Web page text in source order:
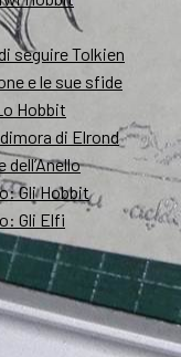
seguire Tolkien
e le sue sfide
Hobbit
di Elrond
Gli Hobbit
Gli Elfi